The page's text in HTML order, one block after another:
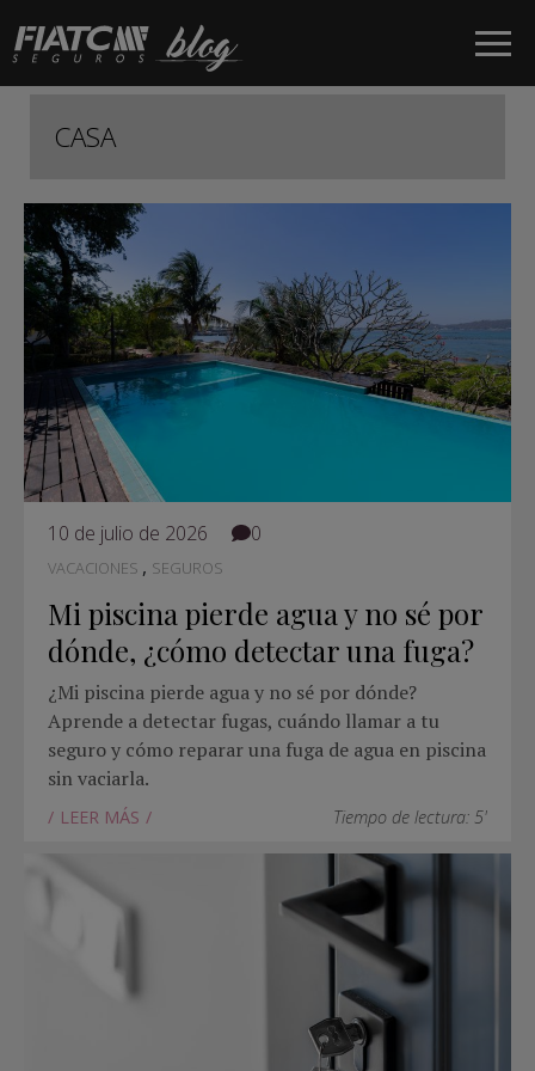
Saltar al contenido principal
CASA
10 de julio de 2026 0
VACACIONES , SEGUROS
Mi piscina pierde agua y no sé por
dónde, ¿cómo detectar una fuga?
¿Mi piscina pierde agua y no sé por dónde?
Aprende a detectar fugas, cuándo llamar a tu
seguro y cómo reparar una fuga de agua en piscina
sin vaciarla.
LEER MÁS Tiempo de lectura: 5'